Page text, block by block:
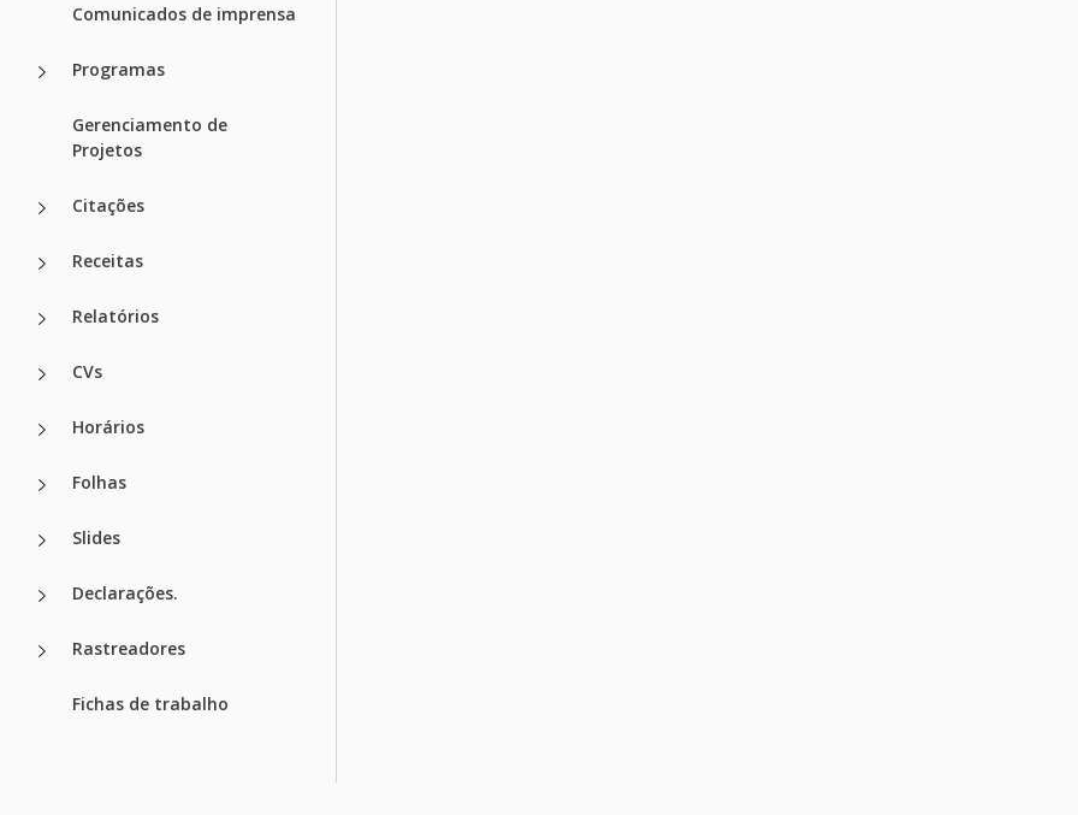
Comunicados de imprensa
Programas
Gerenciamento de
Projetos
Citações
Receitas
Relatórios
CVs
Horários
Folhas
Slides
Declarações.
Rastreadores
Fichas de trabalho